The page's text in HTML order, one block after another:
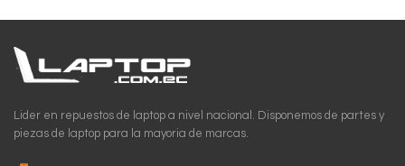
Lider en repuestos de laptop a nivel nacional. Disponemos de partes y
piezas de laptop para la mayoria de marcas.